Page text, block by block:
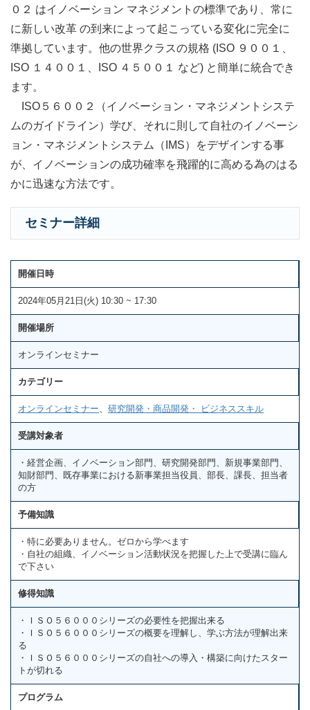
０２ はイノベーション マネジメントの標準であり、常に
に新しい改革 の到来によって起こっている変化に完全に
準拠しています。他の世界クラスの規格 (ISO ９００１、
ISO １４００１、ISO ４５００１ など) と簡単に統合でき
ます。
ISO５６００２（イノベーション・マネジメントシステ
ムのガイドライン）学び、それに則して自社のイノベーシ
ョン・マネジメントシステム（IMS）をデザインする事
が、イノベーションの成功確率を飛躍的に高める為のはる
かに迅速な方法です。
セミナー詳細
開催日時
2024年05月21日(火) 10:30 ~ 17:30
開催場所
オンラインセミナー
カテゴリー
オンラインセミナー 研究開発・商品開発・ ビジネススキル
受講対象者
・経営企画、イノベーション部門、研究開発部門、新規事業部門、
知財部門、既存事業における新事業担当役員、部長、課長、担当者
の方
予備知識
・特に必要ありません。ゼロから学べます
・自社の組織、イノベーション活動状況を把握した上で受講に臨ん
で下さい
修得知識
・ＩＳＯ５６０００シリーズの必要性を把握出来る
・ＩＳＯ５６０００シリーズの概要を理解し、学ぶ方法が理解出来
る
・ＩＳＯ５６０００シリーズの自社への導入・構築に向けたスター
トが切れる
プログラム